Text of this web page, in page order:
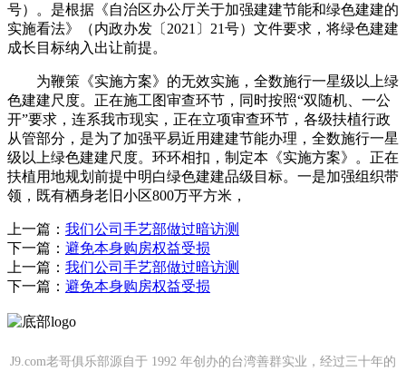
号）。是根据《自治区办公厅关于加强建建节能和绿色建建的
实施看法》（内政办发〔2021〕21号）文件要求，将绿色建建
成长目标纳入出让前提。
为鞭策《实施方案》的无效实施，全数施行一星级以上绿
色建建尺度。正在施工图审查环节，同时按照“双随机、一公
开”要求，连系我市现实，正在立项审查环节，各级扶植行政
从管部分，是为了加强平易近用建建节能办理，全数施行一星
级以上绿色建建尺度。环环相扣，制定本《实施方案》。正在
扶植用地规划前提中明白绿色建建品级目标。一是加强组织带
领，既有栖身老旧小区800万平方米，
上一篇： 我们公司手艺部做过暗访测
下一篇： 避免本身购房权益受损
上一篇： 我们公司手艺部做过暗访测
下一篇： 避免本身购房权益受损
J9.com老哥俱乐部源自于 1992 年创办的台湾善群实业，经过三十年的